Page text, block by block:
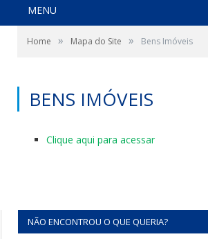
MENU
Home » Mapa do Site » Bens Imóveis
BENS IMÓVEIS
Clique aqui para acessar
NÃO ENCONTROU O QUE QUERIA?